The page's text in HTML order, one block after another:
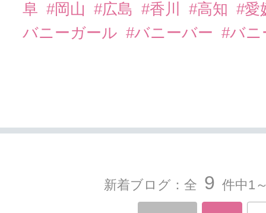
阜 #岡山 #広島 #香川 #高知 #愛
バニーガール #バニーバー #バ
新着ブログ：全 9 件中1